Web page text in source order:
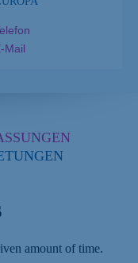
Mail